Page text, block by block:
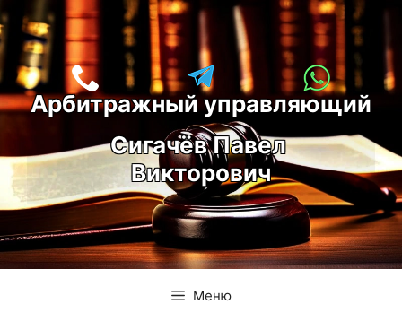
Перейти
к
содержимому
Арбитражный управляющий
Сигачёв Павел
Викторович
Меню